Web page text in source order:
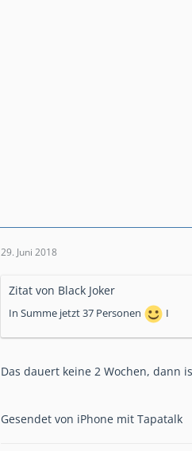
29. Juni 2018
Zitat von Black Joker
In Summe jetzt 37 Personen I
Das dauert keine 2 Wochen, dann
Gesendet von iPhone mit Tapatalk